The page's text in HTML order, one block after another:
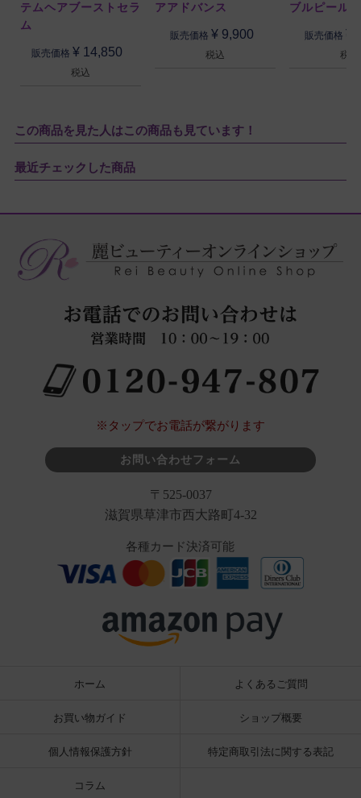
テムヘアブーストセラ
ム
販売価格 ¥ 14,850
税込
アアドバンス
販売価格 ¥ 9,900
税込
ブルピール
販売価格 ¥
税込
この商品を見た人はこの商品も見ています！
最近チェックした商品
※タップでお電話が繋がります
お問い合わせフォーム
〒525-0037
滋賀県草津市西大路町4-32
各種カード決済可能
ホーム よくあるご質問
お買い物ガイド ショップ概要
個人情報保護方針 特定商取引法に関する表記
コラム